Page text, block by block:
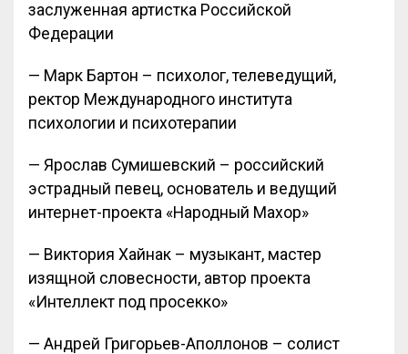
заслуженная артистка Российской
Федерации
— Марк Бартон – психолог, телеведущий,
ректор Международного института
психологии и психотерапии
— Ярослав Сумишевский – российский
эстрадный певец, основатель и ведущий
интернет-проекта «Народный Махор»
— Виктория Хайнак – музыкант, мастер
изящной словесности, автор проекта
«Интеллект под просекко»
— Андрей Григорьев-Аполлонов – солист